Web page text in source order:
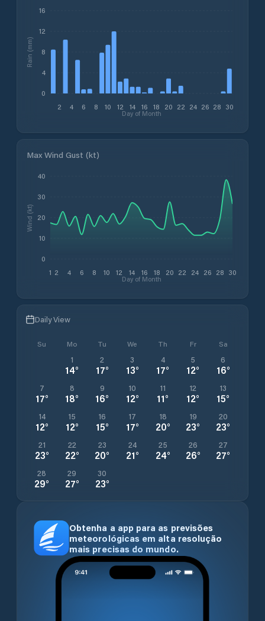
2 4 6 8 10 12 14 16 18 20 22 24 26 28 30
Day of Month
0
4
8
12
16
Rain (mm)
Max Wind Gust (kt)
1 2 4 6 8 10 12 14 16 18 20 22 24 26 28 30
Day of Month
0
10
20
30
40
Wind (kt)
Daily View
Su Mo Tu We Th Fr Sa
1
14°
2
17°
3
13°
4
17°
5
12°
6
16°
7
17°
8
18°
9
16°
10
12°
11
11°
12
12°
13
15°
14
12°
15
12°
16
15°
17
17°
18
20°
19
23°
20
23°
21
23°
22
22°
23
20°
24
21°
25
24°
26
26°
27
27°
28
29°
29
27°
30
23°
Obtenha a app para as previsões
meteorológicas em alta resolução
mais precisas do mundo.